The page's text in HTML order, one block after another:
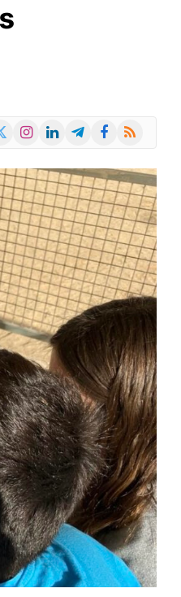
Instagram
LinkedInTelegramFacebook
RSS